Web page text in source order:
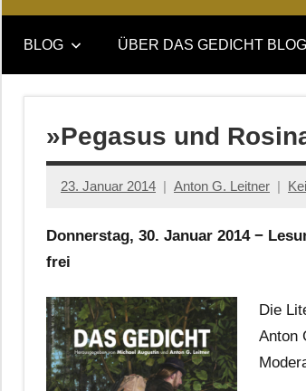
DAS
GEDICHT
blog
DAS
GEDICHT.
BLOG ÜBER DAS GEDICHT BLOG
»Pegasus und
23. Januar 2014 Anton G. Leitner
Donnerstag, 30. Januar 2014 −
frei
Die
Anton